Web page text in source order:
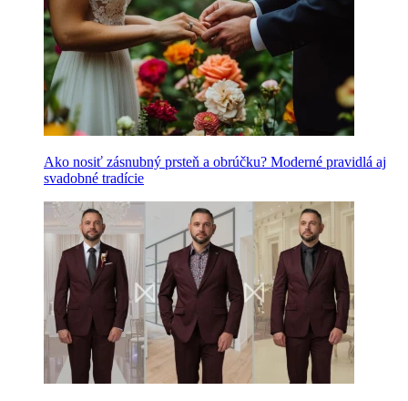
Ako nosiť zásnubný prsteň a obrúčku? Moderné pravidlá aj
svadobné tradície